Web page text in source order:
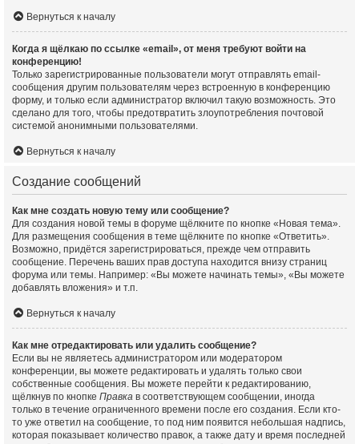
Вернуться к началу
Когда я щёлкаю по ссылке «email», от меня требуют войти на
конференцию!
Только зарегистрированные пользователи могут отправлять email-
сообщения другим пользователям через встроенную в конференцию
форму, и только если администратор включил такую возможность. Это
сделано для того, чтобы предотвратить злоупотребления почтовой
системой анонимными пользователями.
Вернуться к началу
Создание сообщений
Как мне создать новую тему или сообщение?
Для создания новой темы в форуме щёлкните по кнопке «Новая тема».
Для размещения сообщения в теме щёлкните по кнопке «Ответить».
Возможно, придётся зарегистрироваться, прежде чем отправить
сообщение. Перечень ваших прав доступа находится внизу страниц
форума или темы. Например: «Вы можете начинать темы», «Вы можете
добавлять вложения» и т.п.
Вернуться к началу
Как мне отредактировать или удалить сообщение?
Если вы не являетесь администратором или модератором
конференции, вы можете редактировать и удалять только свои
собственные сообщения. Вы можете перейти к редактированию,
щёлкнув по кнопке Правка в соответствующем сообщении, иногда
только в течение ограниченного времени после его создания. Если кто-
то уже ответил на сообщение, то под ним появится небольшая надпись,
которая показывает количество правок, а также дату и время последней